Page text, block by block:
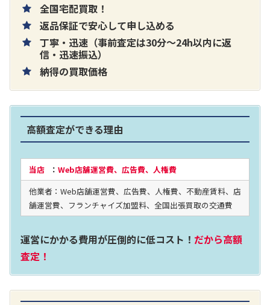
片耳巻き取りイヤホン内蔵ラジオ SRF-
2024年12月更新 オーディオ買取価格
LUXKIT
全国宅配買取！
返品保証で安心して申し込める
丁寧・迅速（事前査定は30分～24h以内に返
信・迅速振込）
納得の買取価格
高額査定ができる理由
当店： Web店舗運営費、広告費、人権費
他業者：Web店舗運営費、広告費、人権費、不動産賃料、店
舗運営費、フランチャイズ加盟料、全国出張買取の交通費
運営にかかる費用が圧倒的に低コスト！ だから高額
査定！